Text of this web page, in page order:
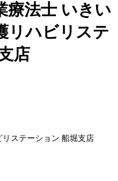
療法士 いきい
リハビリステ
店
ステーション 船堀支店